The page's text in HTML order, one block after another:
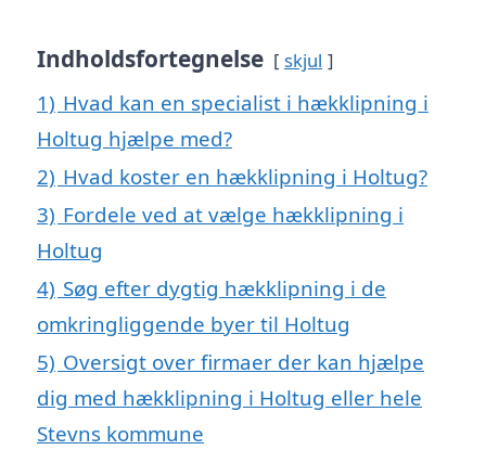
Indholdsfortegnelse skjul
1) Hvad kan en specialist i hækklipning i
Holtug hjælpe med?
2) Hvad koster en hækklipning i Holtug?
3) Fordele ved at vælge hækklipning i
Holtug
4) Søg efter dygtig hækklipning i de
omkringliggende byer til Holtug
5) Oversigt over firmaer der kan hjælpe
dig med hækklipning i Holtug eller hele
Stevns kommune